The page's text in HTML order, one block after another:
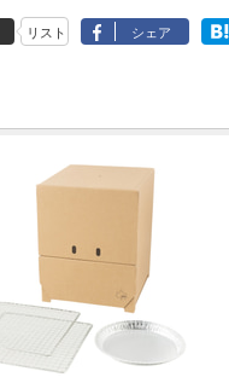
リスト シェア